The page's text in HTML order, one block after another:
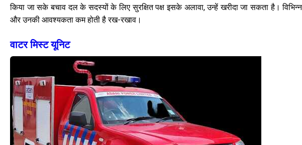
किया जा सके बचाव दल के सदस्यों के लिए सुरक्षित पक्ष इसके अलावा, उन्हें खरीदा जा सकता है।
और उनकी आवश्यकता कम होती है रख-रखाव।
वाटर मिस्ट यूनिट